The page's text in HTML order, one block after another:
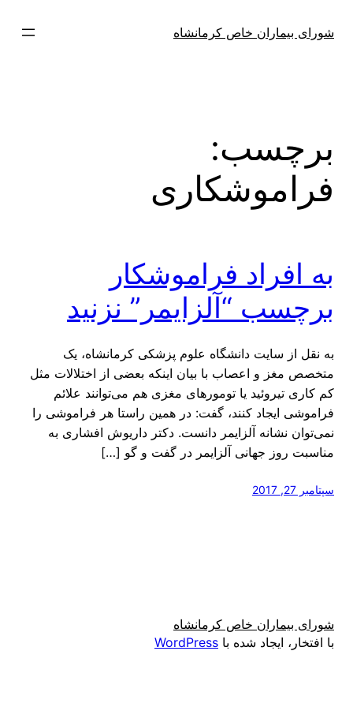
شورای بیماران خاص کرمانشاه
برچسب:
فراموشکاری
به افراد فراموشکار
برچسب “آلزایمر” نزنید
به نقل از سایت دانشگاه علوم پزشکی کرمانشاه، یک
متخصص مغز و اعصاب با بیان اینکه بعضی از اختلالات مثل
کم کاری تیروئید یا تومورهای مغزی هم می‌توانند علائم
فراموشی ایجاد ‌کنند، گفت: در همین راستا هر فراموشی را
نمی‌توان نشانه آلزایمر دانست. دکتر داریوش افشاری به
مناسبت روز جهانی آلزایمر در گفت و گو […]
سپتامبر 27, 2017
شورای بیماران خاص کرمانشاه
با افتخار، ایجاد شده با WordPress